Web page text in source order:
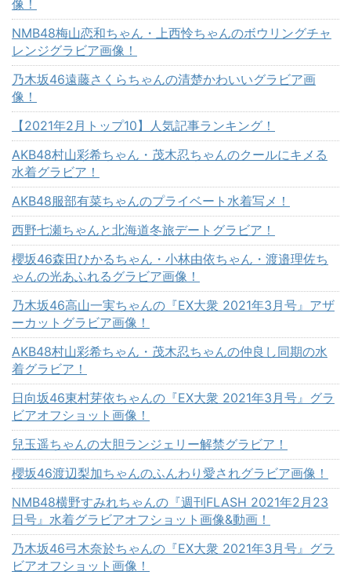
像！
NMB48梅山恋和ちゃん・上西怜ちゃんのボウリングチャ
レンジグラビア画像！
乃木坂46遠藤さくらちゃんの清楚かわいいグラビア画
像！
【2021年2月トップ10】人気記事ランキング！
AKB48村山彩希ちゃん・茂木忍ちゃんのクールにキメる
水着グラビア！
AKB48服部有菜ちゃんのプライベート水着写メ！
西野七瀬ちゃんと北海道冬旅デートグラビア！
櫻坂46森田ひかるちゃん・小林由依ちゃん・渡邉理佐ち
ゃんの光あふれるグラビア画像！
乃木坂46高山一実ちゃんの『EX大衆 2021年3月号』アザ
ーカットグラビア画像！
AKB48村山彩希ちゃん・茂木忍ちゃんの仲良し同期の水
着グラビア！
日向坂46東村芽依ちゃんの『EX大衆 2021年3月号』グラ
ビアオフショット画像！
兒玉遥ちゃんの大胆ランジェリー解禁グラビア！
櫻坂46渡辺梨加ちゃんのふんわり愛されグラビア画像！
NMB48横野すみれちゃんの『週刊FLASH 2021年2月23
日号』水着グラビアオフショット画像&動画！
乃木坂46弓木奈於ちゃんの『EX大衆 2021年3月号』グラ
ビアオフショット画像！